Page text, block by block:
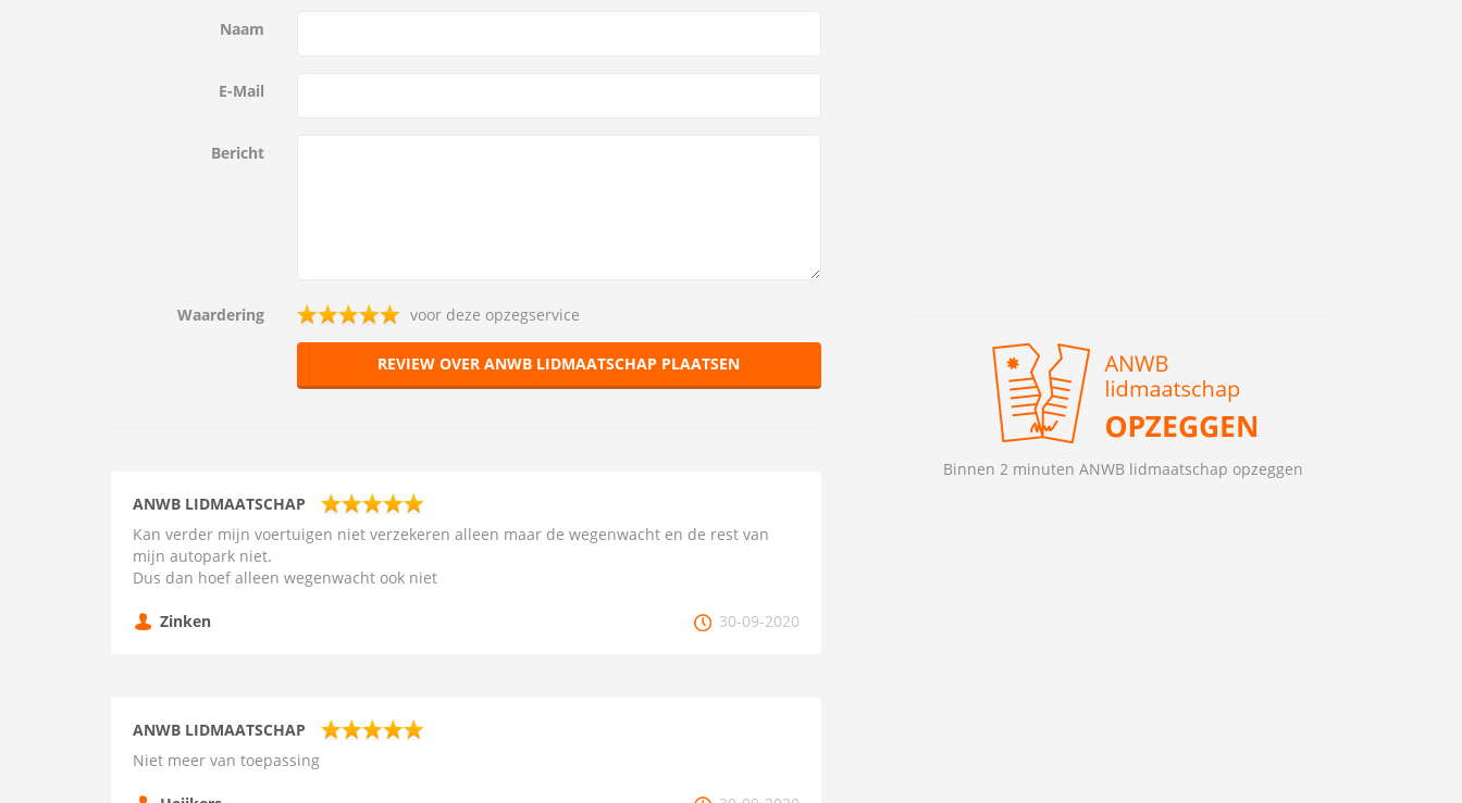
Naam
E-Mail
Bericht
Waardering voor deze opzegservice
REVIEW OVER ANWB LIDMAATSCHAP PLAATSEN
ANWB LIDMAATSCHAP
Kan verder mijn voertuigen niet verzekeren alleen maar de wegenwacht en de rest van
mijn autopark niet.
Dus dan hoef alleen wegenwacht ook niet
Zinken 30-09-2020
ANWB LIDMAATSCHAP
Niet meer van toepassing
Binnen 2 minuten ANWB lidmaatschap opzeggen